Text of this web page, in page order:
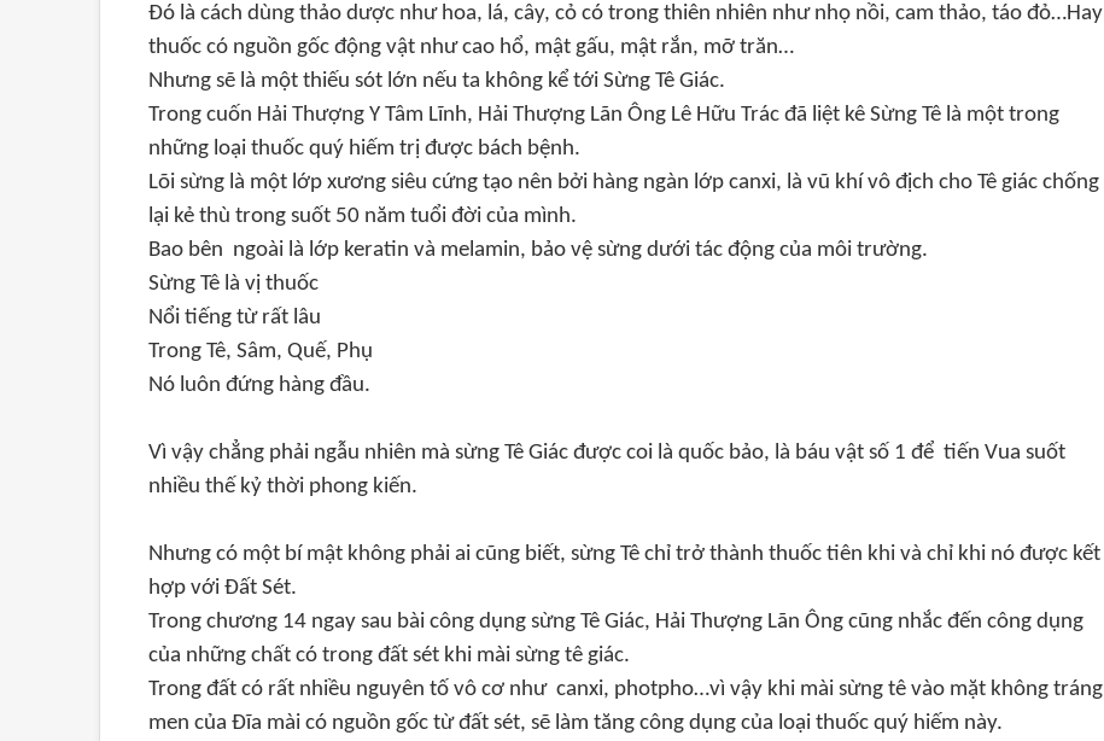
Đó là cách dùng thảo dược như hoa, lá, cây, cỏ có trong thiên nhiên như nhọ nồi, cam thảo, táo đỏ…Hay
thuốc có nguồn gốc động vật như cao hổ, mật gấu, mật rắn, mỡ trăn…
Nhưng sẽ là một thiếu sót lớn nếu ta không kể tới Sừng Tê Giác.
Trong cuốn Hải Thượng Y Tâm Lĩnh, Hải Thượng Lãn Ông Lê Hữu Trác đã liệt kê Sừng Tê là một trong
những loại thuốc quý hiếm trị được bách bệnh.
Lõi sừng là một lớp xương siêu cứng tạo nên bởi hàng ngàn lớp canxi, là vũ khí vô địch cho Tê giác chống
lại kẻ thù trong suốt 50 năm tuổi đời của mình.
Bao bên ngoài là lớp keratin và melamin, bảo vệ sừng dưới tác động của môi trường.
Sừng Tê là vị thuốc
Nổi tiếng từ rất lâu
Trong Tê, Sâm, Quế, Phụ
Nó luôn đứng hàng đầu.
Vì vậy chẳng phải ngẫu nhiên mà sừng Tê Giác được coi là quốc bảo, là báu vật số 1 để tiến Vua suốt
nhiều thế kỷ thời phong kiến.
Nhưng có một bí mật không phải ai cũng biết, sừng Tê chỉ trở thành thuốc tiên khi và chỉ khi nó được kết
hợp với Đất Sét.
Trong chương 14 ngay sau bài công dụng sừng Tê Giác, Hải Thượng Lãn Ông cũng nhắc đến công dụng
của những chất có trong đất sét khi mài sừng tê giác.
Trong đất có rất nhiều nguyên tố vô cơ như canxi, photpho…vì vậy khi mài sừng tê vào mặt không tráng
men của Đĩa mài có nguồn gốc từ đất sét, sẽ làm tăng công dụng của loại thuốc quý hiếm này.